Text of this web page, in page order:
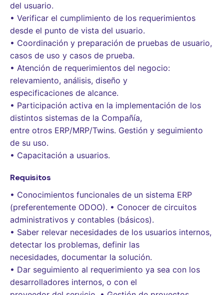
del usuario.
• Verificar el cumplimiento de los requerimientos
desde el punto de vista del usuario.
• Coordinación y preparación de pruebas de usuario,
casos de uso y casos de prueba.
• Atención de requerimientos del negocio:
relevamiento, análisis, diseño y
especificaciones de alcance.
• Participación activa en la implementación de los
distintos sistemas de la Compañía,
entre otros ERP/MRP/Twins. Gestión y seguimiento
de su uso.
• Capacitación a usuarios.
Requisitos
• Conocimientos funcionales de un sistema ERP
(preferentemente ODOO). • Conocer de circuitos
administrativos y contables (básicos).
• Saber relevar necesidades de los usuarios internos,
detectar los problemas, definir las
necesidades, documentar la solución.
• Dar seguimiento al requerimiento ya sea con los
desarrolladores internos, o con el